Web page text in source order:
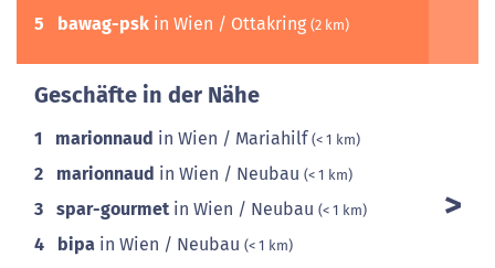
5 bawag-psk in Wien / Ottakring (2 km)
Geschäfte in der Nähe
1 marionnaud in Wien / Mariahilf(< 1 km)
2 marionnaud in Wien / Neubau (< 1 km)
3 spar-gourmet in Wien / Neubau (< 1 km)
4 bipa in Wien / Neubau (< 1 km)